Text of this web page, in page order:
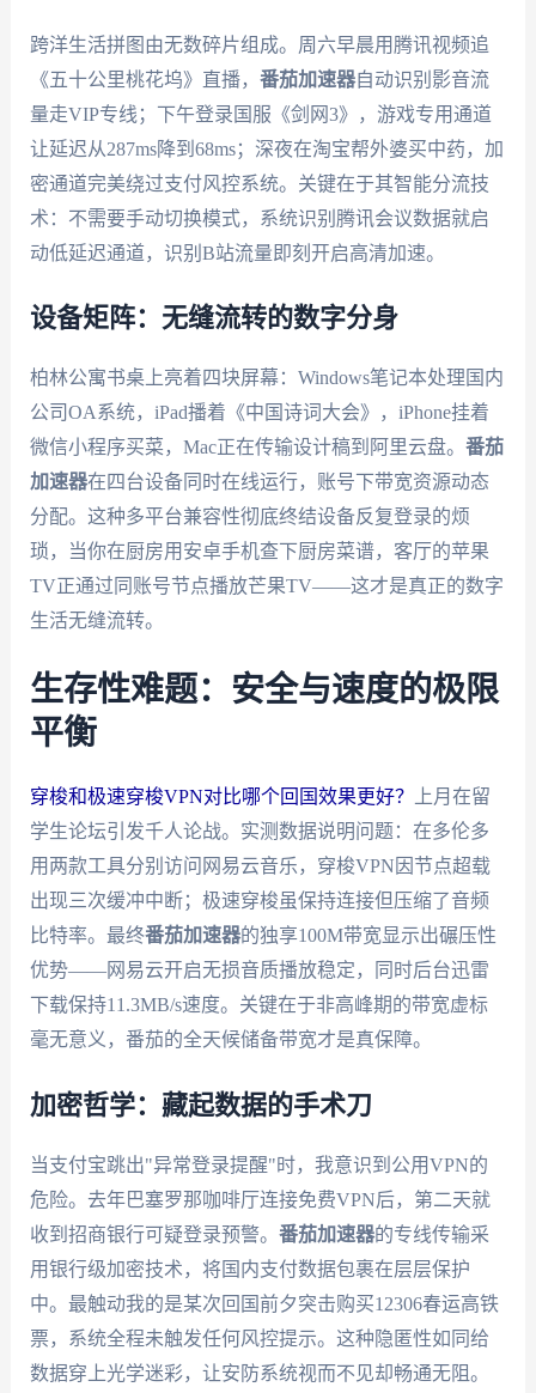
跨洋生活拼图由无数碎片组成。周六早晨用腾讯视频追
《五十公里桃花坞》直播， 番茄加速器自动识别影音流
量走VIP专线；下午登录国服《剑网3》，游戏专用通道
让延迟从287ms降到68ms；深夜在淘宝帮外婆买中药，加
密通道完美绕过支付风控系统。关键在于其智能分流技
术：不需要手动切换模式，系统识别腾讯会议数据就启
动低延迟通道，识别B站流量即刻开启高清加速。
设备矩阵：无缝流转的数字分身
柏林公寓书桌上亮着四块屏幕：Windows笔记本处理国内
公司OA系统，iPad播着《中国诗词大会》，iPhone挂着
微信小程序买菜，Mac正在传输设计稿到阿里云盘。 番茄
加速器在四台设备同时在线运行，账号下带宽资源动态
分配。这种多平台兼容性彻底终结设备反复登录的烦
琐，当你在厨房用安卓手机查下厨房菜谱，客厅的苹果
TV正通过同账号节点播放芒果TV——这才是真正的数字
生活无缝流转。
生存性难题：安全与速度的极限
平衡
穿梭和极速穿梭VPN对比哪个回国效果更好？
上月在留
学生论坛引发千人论战。实测数据说明问题：在多伦多
用两款工具分别访问网易云音乐，穿梭VPN因节点超载
出现三次缓冲中断；极速穿梭虽保持连接但压缩了音频
比特率。最终番茄加速器的独享100M带宽显示出碾压性
优势——网易云开启无损音质播放稳定，同时后台迅雷
下载保持11.3MB/s速度。关键在于非高峰期的带宽虚标
毫无意义，番茄的全天候储备带宽才是真保障。
加密哲学：藏起数据的手术刀
当支付宝跳出"异常登录提醒"时，我意识到公用VPN的
危险。去年巴塞罗那咖啡厅连接免费VPN后，第二天就
收到招商银行可疑登录预警。 番茄加速器的专线传输采
用银行级加密技术，将国内支付数据包裹在层层保护
中。最触动我的是某次回国前夕突击购买12306春运高铁
票，系统全程未触发任何风控提示。这种隐匿性如同给
数据穿上光学迷彩，让安防系统视而不见却畅通无阻。